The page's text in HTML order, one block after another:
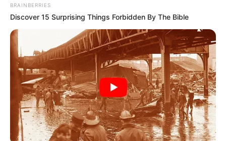
BRAINBERRIES
Discover 15 Surprising Things Forbidden By The Bible